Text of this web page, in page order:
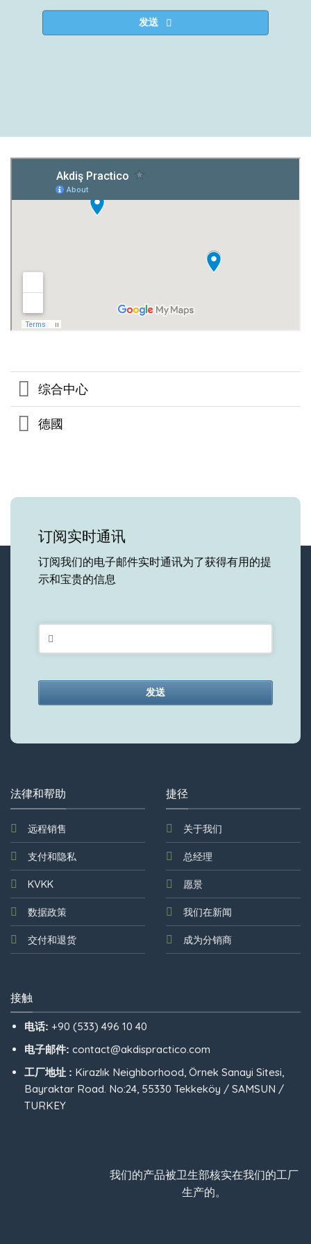
发送
综合中心
德國
订阅实时通讯
订阅我们的电子邮件实时通讯为了获得有用的提
示和宝贵的信息
发送
left
blank
法律和帮助
远程销售
支付和隐私
KVKK
数据政策
交付和退货
捷径
关于我们
总经理
愿景
我们在新闻
成为分销商
接触
电话: +90 (533) 496 10 40
电子邮件: contact@akdispractico.com
工厂地址 : Kirazlık Neighborhood, Örnek Sanayi Sitesi,
Bayraktar Road. No:24, 55330 Tekkeköy / SAMSUN /
TURKEY
我们的产品被卫生部核实在我们的工厂
生产的。